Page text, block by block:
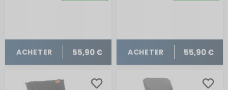
ACHETER 55,90 € ACHETER 55,90 €